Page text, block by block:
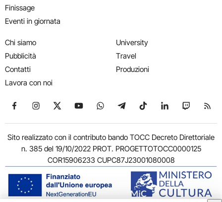
Finissage
Eventi in giornata
Chi siamo
Pubblicità
Contatti
Lavora con noi
University
Travel
Produzioni
Seguici su Facebook
Seguici su Instagram
Seguici su X
Seguici su YouTube
Seguici su WhatsApp
Seguici su Telegram
Seguici su TikTok
Seguici su
Seguici
Sito realizzato con il contributo bando TOCC Decreto Direttoriale
n. 385 del 19/10/2022 PROT. PROGETTOTOCC0000125
COR15906233 CUPC87J23001080008